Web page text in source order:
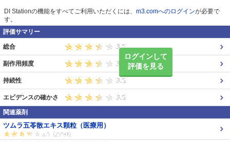
DI Stationの機能をすべてご利用いただくには、 m3.comへのログインが必要で
す。
評価サマリー
ログインして
評価を見る
総合
副作用頻度
持続性
エビデンスの確かさ
関連薬剤
ツムラ五苓散エキス顆粒（医療用）